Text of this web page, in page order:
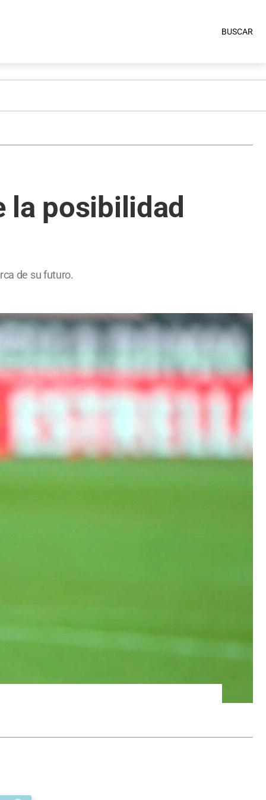
BUSCAR
la posibilidad
de su futuro.